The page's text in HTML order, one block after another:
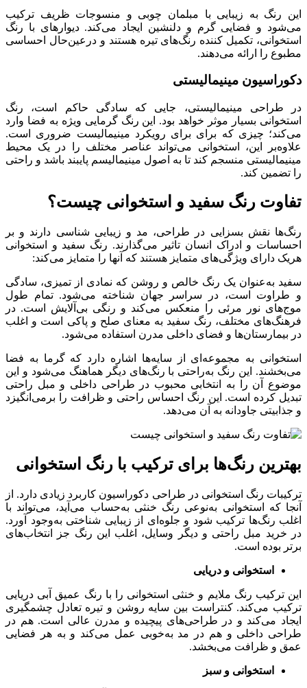
این رنگ به زیبایی با مبلمان چوبی و منسوجات ظریف ترکیب
می‌شود و فضایی گرم و دلنشین ایجاد می‌کند. دیوارهای با رنگ
استخوانی، تکمیل کننده رنگ‌های تیره هستند و درعین‌حال احساسی
مطبوع را ارائه می‌دهند.
دکوراسیون مینیمالیستی
در طراحی مینیمالیستی، جایی که سادگی حاکم است، رنگ
استخوانی بسیار موثر خواهد بود. این رنگ گرمایی ویژه به فضا وارد
می‌کند؛ چیزی که برای برای رویکرد مینیمالیست ضروری است.
علاوه‌بر این، استخوانی می‌تواند عناصر مختلف را در یک محیط
مینیمالیستی منسجم کند تا به اصول مینیمالیسم پایبند باشد و راحتی
را تضمین کند.
تفاوت رنگ سفید و استخوانی چیست؟
رنگ‌ها نقش بسزایی در طراحی، مد و زیبایی شناسی دارند و بر
احساسات و ادراک انسان تاثیر می‌گذارند. رنگ سفید و استخوانی
هریک دارای ویژگی‌های متمایز هستند که آنها را متمایز می‌کند:
سفید به‌عنوان یک رنگ خالص و روشن که نمادی از تمیزی، سادگی
و طراوت است، در سراسر جهان شناخته می‌شود. تمام طول
موج‌های نور مرئی را منعکس می‌کند و رنگی بی‌آلایش است. در
فرهنگ‌های مختلف، رنگ سفید به معنای صلح و پاکی است و اغلب
در بیمارستان‌ها و فضای داخلی مدرن استفاده می‌شود.
استخوانی به مجموعه‌ای از سایه‌ها اشاره دارد که گرما به فضا
می‌بخشند. این رنگ به‌راحتی با رنگ‌های دیگر هماهنگ‌ می‌شود و این
موضوع آن را به انتخابی محبوب در طراحی داخلی و مبل راحتی
تبدیل کرده است. این رنگ احساس راحتی و ظرافت را برمی‌انگیزد
و جذابیتی جاودانه به آن می‌دهد.
بهترین رنگ‌ها برای ترکیب با رنگ استخوانی
ترکیبات رنگ استخوانی در طراحی دکوراسیون کاربرد زیادی دارد. از
آنجا که استخوانی به‌نوعی رنگ خنثی به‌حساب می‌آید، می‌تواند با
اغلب رنگ‌ها ترکیب شود و جلوه‌ای از زیبایی شناختی به‌وجود آورد.
در خرید مبل راحتی و دیگر وسایل، اغلب این رنگ جز انتخاب‌های
برتر بوده است.
استخوانی و دریایی
این ترکیب رنگ ملایم و خنثی استخوانی را با رنگ عمیق آبی دریایی
ترکیب می‌کند. کنتراست بین سایه روشن و تیره تعادل چشمگیری
ایجاد می‌کند و در طراحی‌های پیچیده و مدرن عالی است. هم در
طراحی داخلی و هم در مد به‌خوبی عمل می‌کند و به هر فضایی
عمق و ظرافت می‌بخشد.
استخوانی و سبز